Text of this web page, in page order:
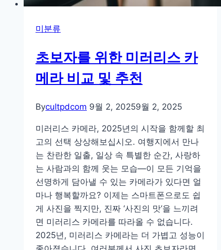
미분류
초보자를 위한 미러리스 카
메라 비교 및 추천
Bycultpdcom 9월 2, 20259월 2, 2025
미러리스 카메라, 2025년의 시작을 함께할 최
고의 선택 상상해보십시오. 여행지에서 만나
는 찬란한 일출, 일상 속 특별한 순간, 사랑하
는 사람과의 함께 웃는 모습—이 모든 기억을
선명하게 담아낼 수 있는 카메라가 있다면 얼
마나 행복할까요? 이제는 스마트폰으로도 쉽
게 사진을 찍지만, 진짜 ‘사진의 맛’을 느끼려
면 미러리스 카메라를 따라올 수 없습니다.
2025년, 미러리스 카메라는 더 가볍고 성능이